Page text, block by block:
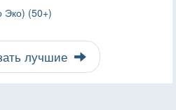
Эко) (50+)
лучшие